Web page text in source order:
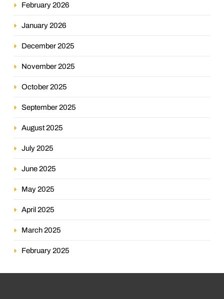
February 2026
January 2026
December 2025
November 2025
October 2025
September 2025
August 2025
July 2025
June 2025
May 2025
April 2025
March 2025
February 2025